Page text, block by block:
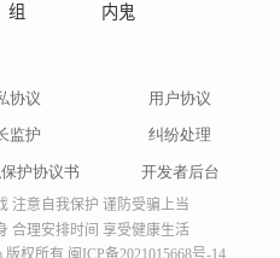
组
内鬼
协议
用户协议
监护
纠纷处理
护协议书 开发者后台
注意自我保护 谨防受骗上当
合理安排时间 享受健康生活